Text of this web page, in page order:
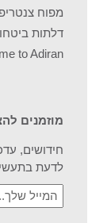
מפוח
דלתות
to Adiran
מוזמנים
חידושים,
לדעת
המייל
שלך...